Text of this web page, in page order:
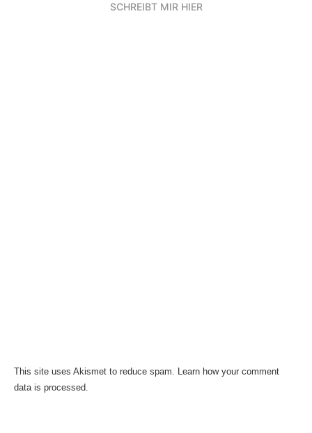
SCHREIBT MIR HIER
This site uses Akismet to reduce spam. Learn how your comment
data is processed.